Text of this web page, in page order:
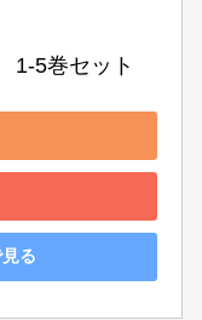
1-5巻セット
る